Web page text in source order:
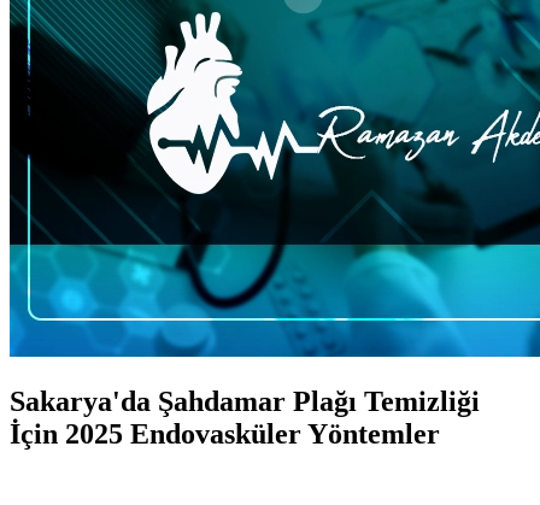
Sakarya'da Şahdamar Plağı Temizliği
İçin 2025 Endovasküler Yöntemler